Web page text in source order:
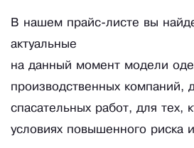
В нашем прайс-листе вы
актуальные
на данный момент модели
производственных компаний,
спасательных работ, для тех,
условиях повышенного риска